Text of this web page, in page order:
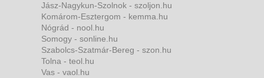
Jász-Nagykun-Szolnok - szoljon.hu
Komárom-Esztergom - kemma.hu
Nógrád - nool.hu
Somogy - sonline.hu
Szabolcs-Szatmár-Bereg - szon.hu
Tolna - teol.hu
Vas - vaol.hu